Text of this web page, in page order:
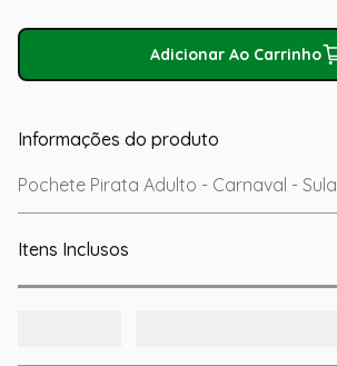
Adicionar Ao Carrinho
Informações do produto
Pochete Pirata Adulto - Carnaval - Sula
Itens Inclusos